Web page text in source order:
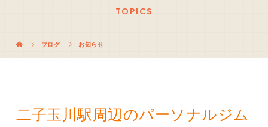
TOPICS
ブログ お知らせ
二子玉川駅周辺のパーソナルジム